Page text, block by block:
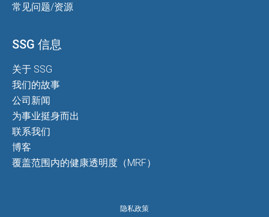
常见问题/资源
SSG 信息
关于 SSG
我们的故事
公司新闻
为事业挺身而出
联系我们
博客
覆盖范围内的健康透明度（MRF）
隐私政策